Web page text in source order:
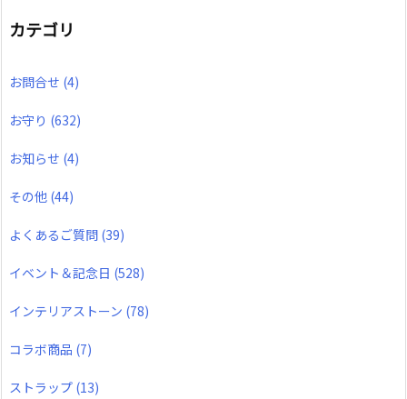
カテゴリ
お問合せ (4)
お守り (632)
お知らせ (4)
その他 (44)
よくあるご質問 (39)
イベント＆記念日 (528)
インテリアストーン (78)
コラボ商品 (7)
ストラップ (13)